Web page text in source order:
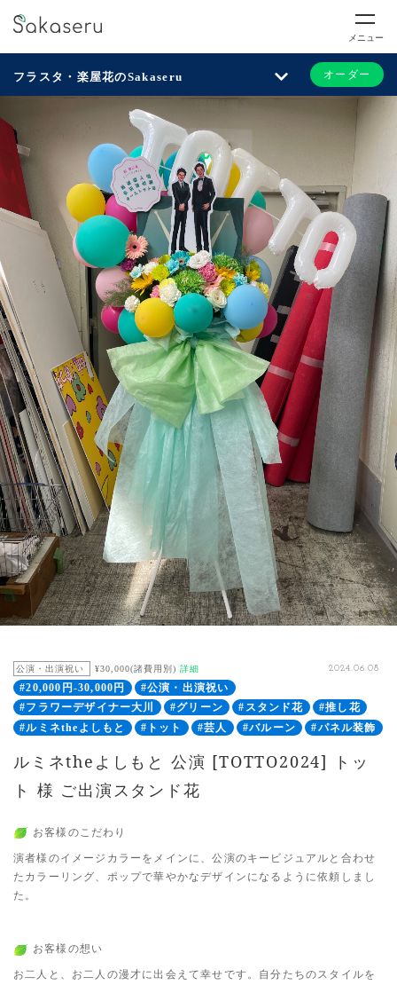
メニュー
フラスタ・楽屋花のSakaseru オーダー
公演・出演祝い ¥30,000(諸費用別) 詳細 2024.06.08
#20,000円-30,000円
#公演・出演祝い
#フラワーデザイナー大川
#グリーン #スタンド花
#推し花
#ルミネtheよしもと
#トット #芸人 #バルーン #パネル装飾
ルミネtheよしもと 公演 [TOTTO2024] トッ
ト 様 ご出演スタンド花
お客様のこだわり
演者様のイメージカラーをメインに、公演のキービジュアルと合わせ
たカラーリング、ポップで華やかなデザインになるように依頼しまし
た。
お客様の想い
お二人と、お二人の漫才に出会えて幸せです。自分たちのスタイルを